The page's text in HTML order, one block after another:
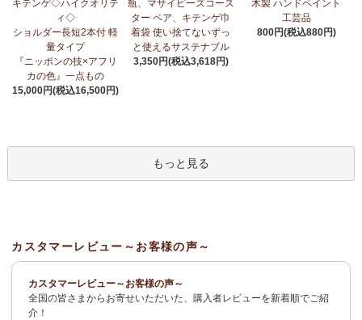
3/27：キテンゲ◇ハイクオリティ◇2026新柄 タンザニアより新入
～アフリカンプリント生地～
3/27： サーカスパンツ
仕立てた新作登場！『ニッポンの技×アフリカの色』
3/11：リボン付きブラウス アレンジいろいろ9way仕様！新入
3/11：イレギュラーヘム タックスカート
イクオリティ◇で仕立てた新作登場！『ニッポンの技×アフリカの
2/4： 長財布L字ファスナー～キテンゲ本革仕立て
～キテンゲ◇ハ
キテンゲ◇ハイクオリテ
ィ◇
ショルダー長短2本付 軽
量タイプ
『ニッポンの技×アフリ
カの色』一点もの
15,000円(税込16,500円)
瓶、マサイビーズコース
ター ペア、キテンゲ巾
着袋 使い捨てないずっ
と使えるサステナブル
3,350円(税込3,618円)
木製 ハンドペイント
工芸品
800円(税込880円)
もっと見る
カスタマーレビュー～お客様の声～
カスタマーレビュー～お客様の声～
全国の皆さまからお寄せいただいた、購入者レビューを新着順でご紹
介！